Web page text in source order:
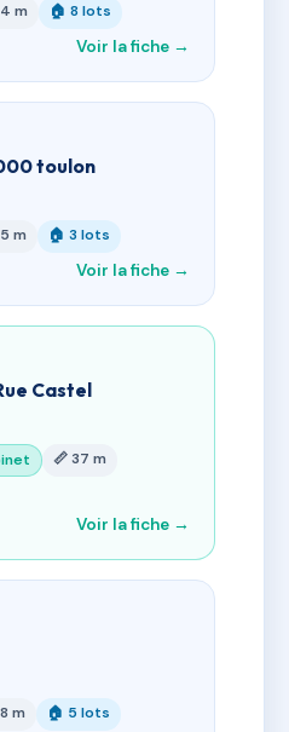
m 🏠 8 lots
Voir la fiche →
toulon
m 🏠 3 lots
Voir la fiche →
Castel
📏 37 m
Voir la fiche →
m 🏠 5 lots